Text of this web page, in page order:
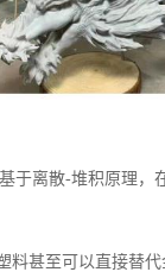
于离散-堆积原理
甚至可以直接替